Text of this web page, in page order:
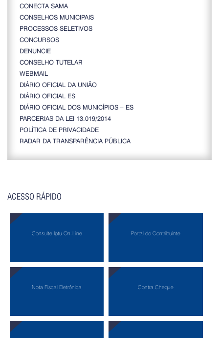
CONECTA SAMA
CONSELHOS MUNICIPAIS
PROCESSOS SELETIVOS
CONCURSOS
DENUNCIE
CONSELHO TUTELAR
WEBMAIL
DIÁRIO OFICIAL DA UNIÃO
DIÁRIO OFICIAL ES
DIÁRIO OFICIAL DOS MUNICÍPIOS – ES
PARCERIAS DA LEI 13.019/2014
POLÍTICA DE PRIVACIDADE
RADAR DA TRANSPARÊNCIA PÚBLICA
ACESSO RÁPIDO
Consulte Iptu On-Line Portal do Contribuinte
Nota Fiscal Eletrônica Contra Cheque